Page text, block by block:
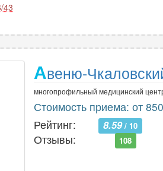
43
Авеню-
многопрофильный медицинский
Стоимость приема: от
Рейтинг:
8.59/ 10
Отзывы: 108